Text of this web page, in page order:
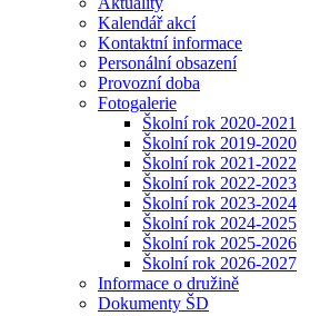
Kalendář akcí
Kontaktní informace
Personální obsazení
Provozní doba
Fotogalerie
Školní rok 2020-2021
Školní rok 2019-2020
Školní rok 2021-2022
Školní rok 2022-2023
Školní rok 2023-2024
Školní rok 2024-2025
Školní rok 2025-2026
Školní rok 2026-2027
Informace o družině
Dokumenty ŠD